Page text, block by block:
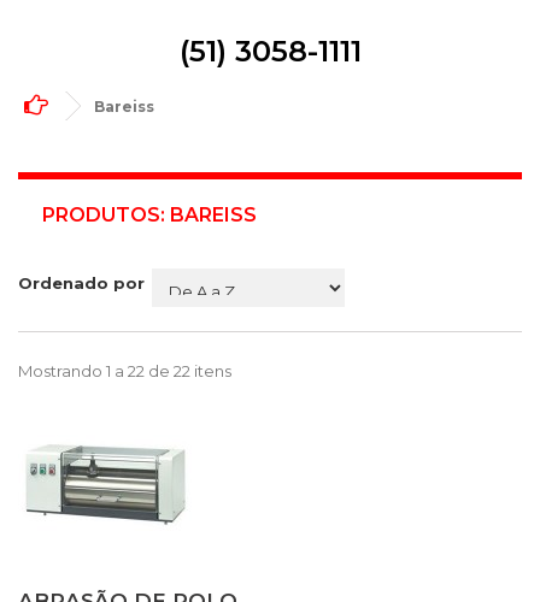
(51) 3058-1111
Bareiss
PRODUTOS: BAREISS
Ordenado por
Mostrando 1 a 22 de 22 itens